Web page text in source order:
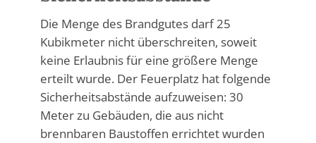
Die Menge des Brandgutes darf 25
Kubikmeter nicht überschreiten, soweit
keine Erlaubnis für eine größere Menge
erteilt wurde. Der Feuerplatz hat folgende
Sicherheitsabstände aufzuweisen: 30
Meter zu Gebäuden, die aus nicht
brennbaren Baustoffen errichtet wurden